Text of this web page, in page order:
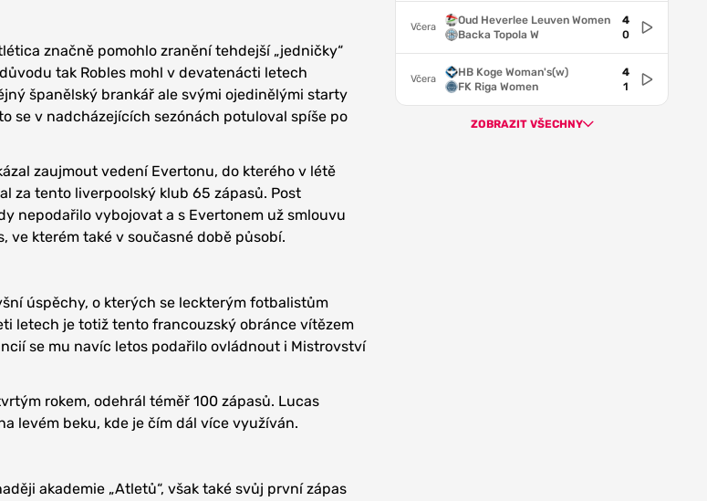
značně pomohlo zranění tehdejší „jedničky“
tak Robles mohl v devatenácti letech
španělský brankář ale svými ojedinělými starty
se v nadcházejících sezónách potuloval spíše po
zaujmout vedení Evertonu, do kterého v létě
za tento liverpoolský klub 65 zápasů. Post
nepodařilo vybojovat a s Evertonem už smlouvu
ve kterém také v současné době působí.
úspěchy, o kterých se leckterým fotbalistům
letech je totiž tento francouzský obránce vítězem
se mu navíc letos podařilo ovládnout i Mistrovství
rokem, odehrál téměř 100 zápasů. Lucas
levém beku, kde je čím dál více využíván.
akademie „Atletů“, však také svůj první zápas
Včera
Oud Heverlee Leuven Women
Backa Topola W
4
0
Včera
HB Koge Woman's(w)
FK Riga Women
4
1
ZOBRAZIT VŠECHNY